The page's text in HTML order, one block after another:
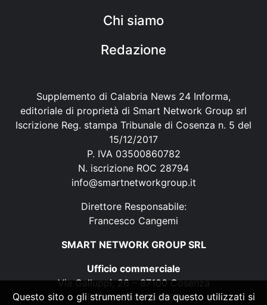
Chi siamo
Redazione
Supplemento di Calabria News 24 Informa,
editoriale di proprietà di Smart Network Group srl
Iscrizione Reg. stampa Tribunale di Cosenza n. 5 del
15/12/2017
P. IVA 03500860782
N. iscrizione ROC 28794
info@smartnetworkgroup.it
Direttore Responsabile:
Francesco Cangemi
SMART NETWORK GROUP SRL
Ufficio commerciale
Via Galluppi, 26 – 87100 Cosenza
P. IVA 03500860782
Questo sito o gli strumenti terzi da questo utilizzati si